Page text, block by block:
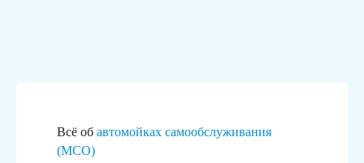
Всё об автомойках самообслуживания
(МСО)